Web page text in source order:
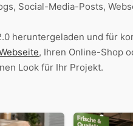
Social-Media-Posts,
heruntergeladen und für
, Ihren Online-Shop
Look für Ihr Projekt.